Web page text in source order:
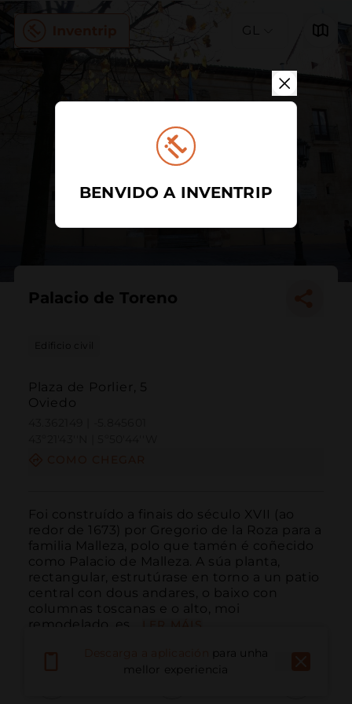
GL
Palacio de Toreno
Edificio civil
Plaza de Porlier, 5
Oviedo
Foi construído a finais do século XVII (ao
redor de 1673) por Gregorio de la Roza para a
familia Malleza, polo que tamén é coñecido
como Palacio de Malleza. A súa planta,
rectangular, estrutúrase en torno a un patio
central con dous andares, o baixo con
columnas toscanas e o alto, moi
remodelado, es...
para unha
mellor experiencia
BENVIDO A INVENTRIP